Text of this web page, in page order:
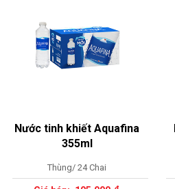
Nước tinh khiết Aquafina
355ml
Thùng/ 24 Chai